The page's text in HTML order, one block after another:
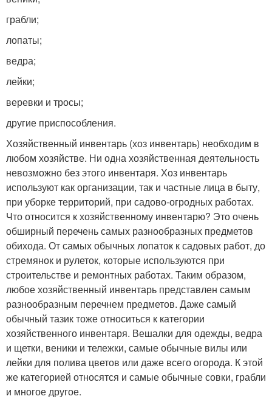
грабли;
лопаты;
ведра;
лейки;
веревки и тросы;
другие приспособления.
Хозяйственный инвентарь (хоз инвентарь) необходим в
любом хозяйстве. Ни одна хозяйственная деятельность
невозможно без этого инвентаря. Хоз инвентарь
используют как организации, так и частные лица в быту,
при уборке территорий, при садово-огродных работах.
Что относится к хозяйственному инвентарю? Это очень
обширный перечень самых разнообразных предметов
обихода. От самых обычных лопаток к садовых работ, до
стремянок и рулеток, которые используются при
строительстве и ремонтных работах. Таким образом,
любое хозяйственный инвентарь представлен самым
разнообразным перечнем предметов. Даже самый
обычный тазик тоже относиться к категории
хозяйственного инвентаря. Вешалки для одежды, ведра
и щетки, веники и тележки, самые обычные вилы или
лейки для полива цветов или даже всего огорода. К этой
же категорией относятся и самые обычные совки, грабли
и многое другое.